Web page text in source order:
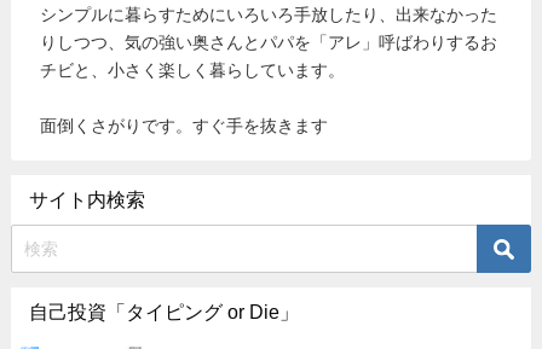
シンプルに暮らすためにいろいろ手放したり、出来なかった
りしつつ、気の強い奥さんとパパを「アレ」呼ばわりするお
チビと、小さく楽しく暮らしています。
面倒くさがりです。すぐ手を抜きます
サイト内検索
自己投資「タイピング or Die」